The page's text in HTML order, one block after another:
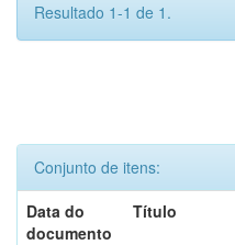
Resultado 1-1 de 1.
Conjunto de itens:
Data do
documento
Título